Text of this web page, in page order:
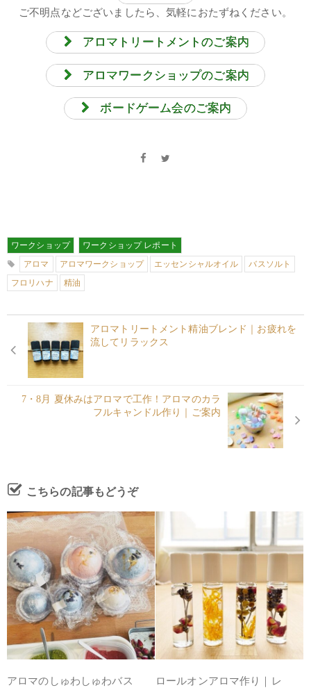
ご不明点などございましたら、気軽におたずねください。
アロマトリートメントのご案内
アロマワークショップのご案内
ボードゲーム会のご案内
ワークショップ
ワークショップ レポート
アロマ
アロマワークショップ エッセンシャルオイル
バスソルト
フロリハナ
精油
アロマトリートメント精油ブレンド｜お疲れを
流してリラックス
7・8月 夏休みはアロマで工作！アロマのカラ
フルキャンドル作り｜ご案内
こちらの記事もどうぞ
アロマのしゅわしゅわバス
ロールオンアロマ作り｜レ